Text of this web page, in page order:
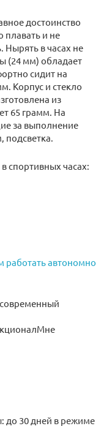
достоинство
плавать и не
Нырять в часах не
(24 мм) обладает
сидит на
Корпус и стекло
из
65 грамм. На
за выполнение
спортивных часах:
работать автономно
до 30 дней в режиме